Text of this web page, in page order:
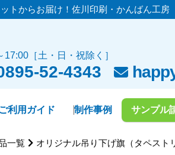
トからお届け！佐川印刷・かんばん工
17:00［土・日・祝除く］
52-4343
利用ガイド 制作事例 サンプル
一覧 オリジナル吊り下げ旗（タペスト